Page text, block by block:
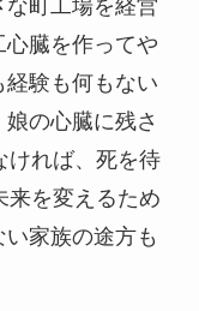
町工場を経営
臓を作ってや
験も何もない
の心臓に残さ
ければ、死を待
来を変えるため
家族の途方も